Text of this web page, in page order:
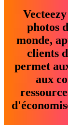
photos
monde,
clients
permet
aux